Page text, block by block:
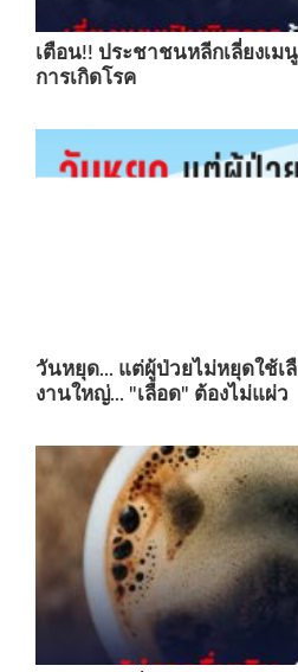
เตือน!! ประชาชนหลีกเลี่ยงเม
การเกิดโรค
วันหยุด... แต่ผู้ป่วยไม่หยุดใช้เ
งานใหญ่... "เลือด" ต้องไม่แผ่ว